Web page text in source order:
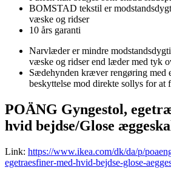
BOMSTAD tekstil er
væske og ridser
10 års garanti
Narvlæder er mindre
væske og ridser end læder med tyk
Sædehynden kræver rengøring med
beskyttelse mod direkte sollys for at
POÄNG Gyngestol,
hvid bejdse/Glose
Link: https://www.ikea.com/dk/da/p/
egetraesfiner-med-hvid-bejdse-glose-